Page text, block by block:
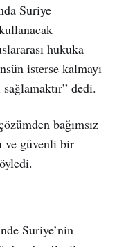
Suriye
hukuka
isterse kalmayı
dedi.
bağımsız
ve güvenli bir
Suriye’nin